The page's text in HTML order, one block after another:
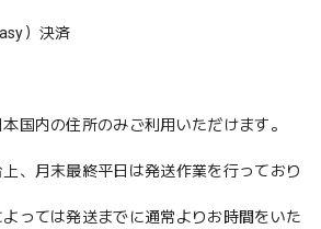
）決済
国内の住所のみご利用いただけます。
、月末最終平日は発送作業を行っており
っては発送までに通常よりお時間をいた